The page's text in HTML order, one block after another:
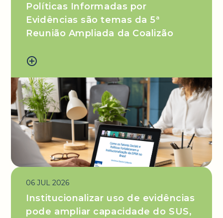
Políticas Informadas por
Evidências são temas da 5ª
Reunião Ampliada da Coalizão
add_circle_outline
06 JUL 2026
Institucionalizar uso de evidências
pode ampliar capacidade do SUS,